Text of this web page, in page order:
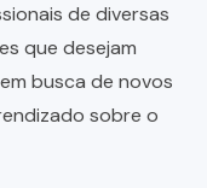
de diversas
que desejam
busca de novos
sobre o